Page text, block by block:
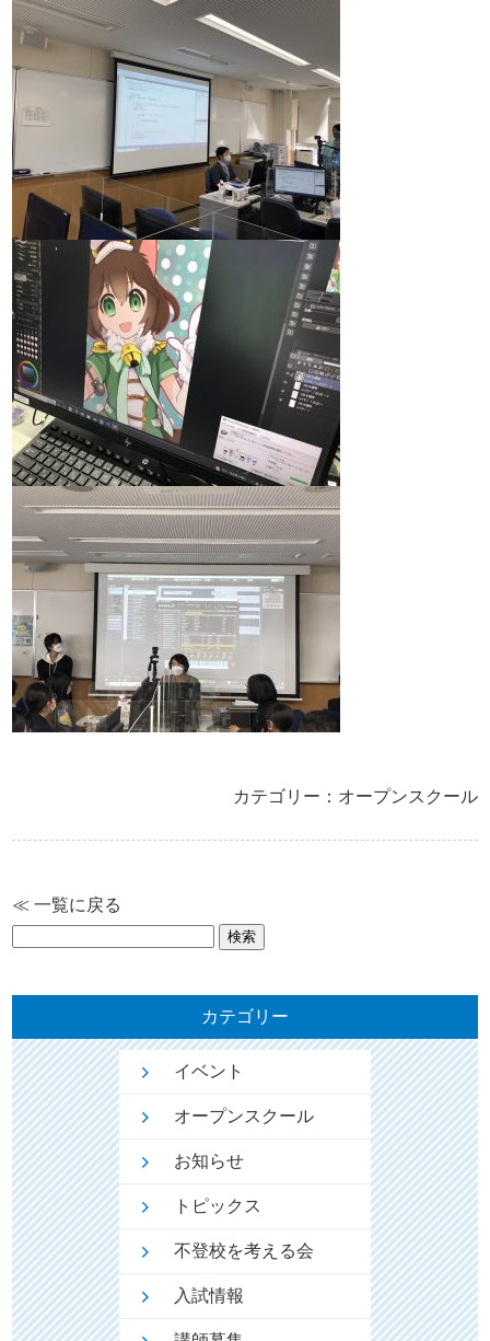
カテゴリー：オープンスクール
≪ 一覧に戻る
カテゴリー
イベント
オープンスクール
お知らせ
トピックス
不登校を考える会
入試情報